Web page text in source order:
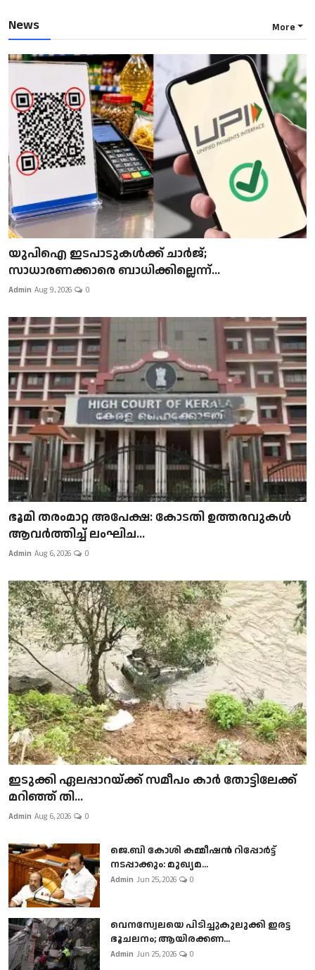
News More
യുപിഐ ഇടപാടുകൾക്ക് ചാർജ്;
സാധാരണക്കാരെ ബാധിക്കില്ലെന്ന്...
Admin Aug 9, 2026 0
ഭൂമി തരംമാറ്റ അപേക്ഷ: കോടതി ഉത്തരവുകൾ
ആവർത്തിച്ച് ലംഘിച...
Admin Aug 6, 2026 0
ഇടുക്കി ഏലപ്പാറയ്ക്ക് സമീപം കാർ തോട്ടിലേക്ക്
മറിഞ്ഞ് തി...
Admin Aug 6, 2026 0
ജെ.ബി കോശി കമ്മീഷൻ റിപ്പോർട്ട്
നടപ്പാക്കും: മുഖ്യമ...
Admin Jun 25, 2026 0
വെനസ്വേലയെ പിടിച്ചുകുലുക്കി ഇരട്ട
ഭൂചലനം; ആയിരക്കണ...
Admin Jun 25, 2026 0